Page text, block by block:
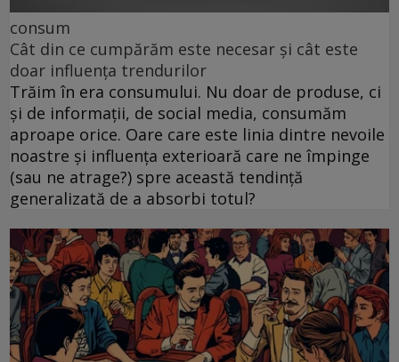
consum
Cât din ce cumpărăm este necesar și cât este
doar influența trendurilor
Trăim în era consumului. Nu doar de produse, ci
și de informații, de social media, consumăm
aproape orice. Oare care este linia dintre nevoile
noastre și influența exterioară care ne împinge
(sau ne atrage?) spre această tendință
generalizată de a absorbi totul?